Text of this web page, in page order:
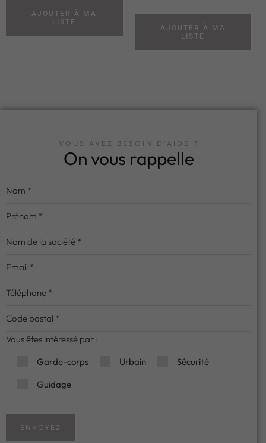
AJOUTER À MA
LISTE
AJOUTER À MA
LISTE
VOUS AVEZ BESOIN D'AIDE ?
On vous rappelle
Vous êtes intéressé par :
Garde-corps
Urbain
Sécurité
Guidage
ENVOYEZ